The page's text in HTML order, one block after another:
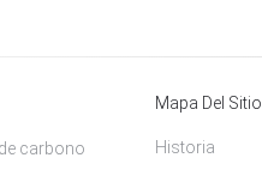
carbono
Mapa Del Sitio
Historia